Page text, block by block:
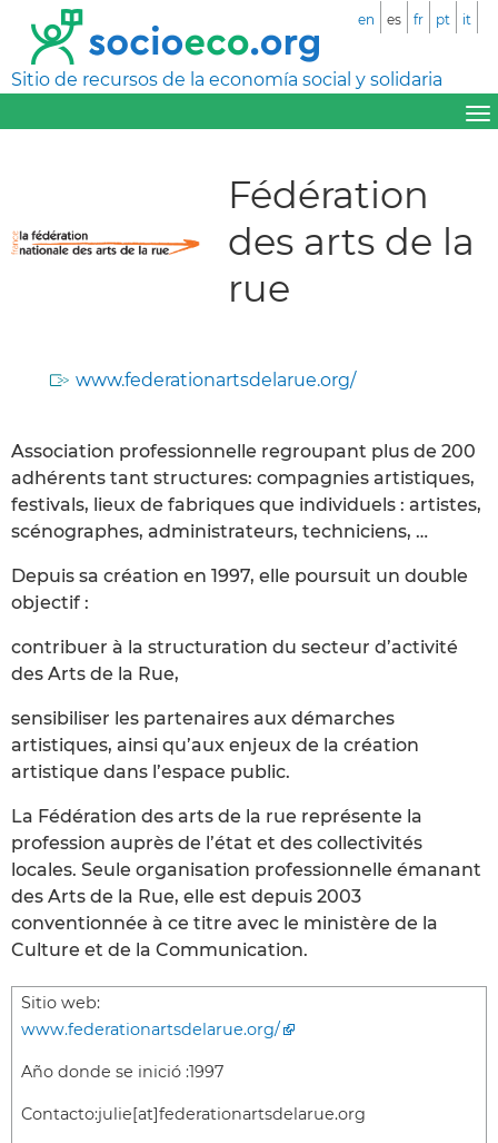
Sitio de recursos de la economía social y solidaria
en es fr pt it
Fédération
des arts de la
rue
www.federationartsdelarue.org/
Association professionnelle regroupant plus de 200
adhérents tant structures: compagnies artistiques,
festivals, lieux de fabriques que individuels : artistes,
scénographes, administrateurs, techniciens, …
Depuis sa création en 1997, elle poursuit un double
objectif :
contribuer à la structuration du secteur d’activité
des Arts de la Rue,
sensibiliser les partenaires aux démarches
artistiques, ainsi qu’aux enjeux de la création
artistique dans l’espace public.
La Fédération des arts de la rue représente la
profession auprès de l’état et des collectivités
locales. Seule organisation professionnelle émanant
des Arts de la Rue, elle est depuis 2003
conventionnée à ce titre avec le ministère de la
Culture et de la Communication.
Sitio web:
www.federationartsdelarue.org/
Año donde se inició :1997
Contacto:julie[at]federationartsdelarue.org